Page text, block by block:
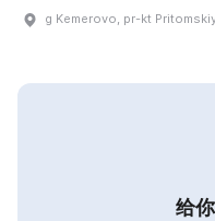
g Kemerovo, pr-kt
给